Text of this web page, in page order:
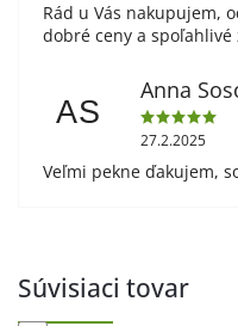
Rád u Vás nakupujem,
dobré ceny a
AS
Anna
27.2.2025
Veľmi pekne ďakujem,
Súvisiaci tovar